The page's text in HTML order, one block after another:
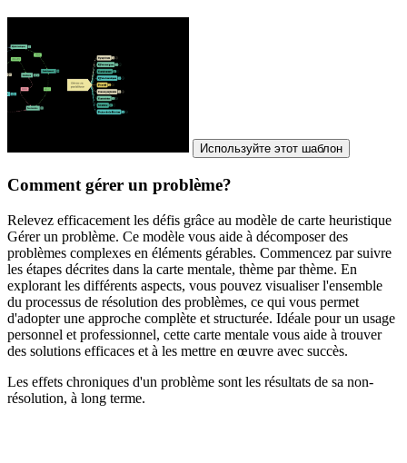
Используйте этот шаблон
Comment gérer un problème?
Relevez efficacement les défis grâce au modèle de carte heuristique
Gérer un problème. Ce modèle vous aide à décomposer des
problèmes complexes en éléments gérables. Commencez par suivre
les étapes décrites dans la carte mentale, thème par thème. En
explorant les différents aspects, vous pouvez visualiser l'ensemble
du processus de résolution des problèmes, ce qui vous permet
d'adopter une approche complète et structurée. Idéale pour un usage
personnel et professionnel, cette carte mentale vous aide à trouver
des solutions efficaces et à les mettre en œuvre avec succès.
Les effets chroniques d'un problème sont les résultats de sa non-
résolution, à long terme.